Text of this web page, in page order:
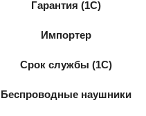
Гарантия (1С)
Импортер
Срок службы (1С)
Беспроводные наушники